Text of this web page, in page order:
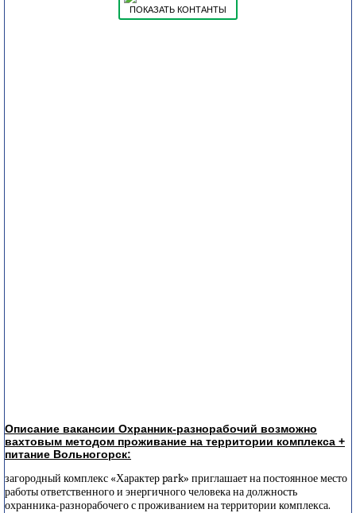
ПОКАЗАТЬ КОНТАНТЫ
Описание вакансии Охранник-разнорабочий возможно
вахтовым методом проживание на территории комплекса +
питание Вольногорск:
загородный комплекс «Характер park» приглашает на постоянное место
работы ответственного и энергичного человека на должность
охранника-разнорабочего с проживанием на территории комплекса.